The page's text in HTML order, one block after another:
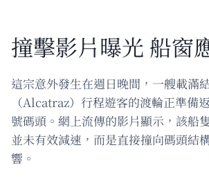
撞擊影片曝光 船窗
這宗意外發生在週日晚間，一艘載滿
（Alcatraz）行程遊客的渡輪正準備
號碼頭。網上流傳的影片顯示，該船
並未有效減速，而是直接撞向碼頭結
響。